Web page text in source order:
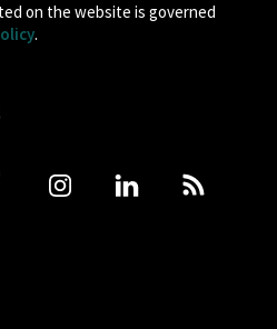
on the website is governed
.